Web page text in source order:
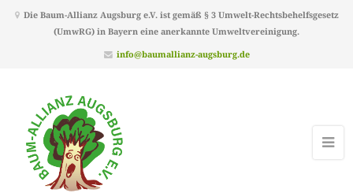
Die Baum-Allianz Augsburg e.V. ist gemäß § 3 Umwelt-Rechtsbehelfsgesetz
(UmwRG) in Bayern eine anerkannte Umweltvereinigung.
info@baumallianz-augsburg.de